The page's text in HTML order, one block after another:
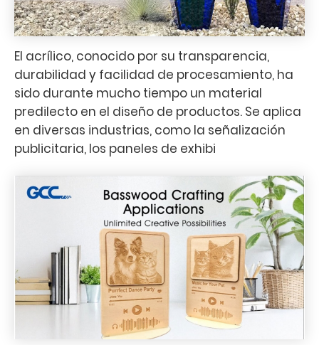
El acrílico, conocido por su transparencia,
durabilidad y facilidad de procesamiento, ha
sido durante mucho tiempo un material
predilecto en el diseño de productos. Se aplica
en diversas industrias, como la señalización
publicitaria, los paneles de exhibi